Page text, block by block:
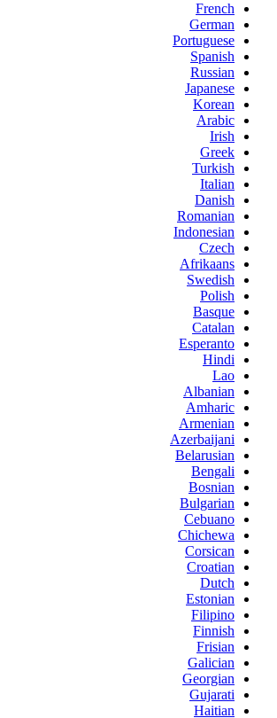
French
German
Portuguese
Spanish
Russian
Japanese
Korean
Arabic
Irish
Greek
Turkish
Italian
Danish
Romanian
Indonesian
Czech
Afrikaans
Swedish
Polish
Basque
Catalan
Esperanto
Hindi
Lao
Albanian
Amharic
Armenian
Azerbaijani
Belarusian
Bengali
Bosnian
Bulgarian
Cebuano
Chichewa
Corsican
Croatian
Dutch
Estonian
Filipino
Finnish
Frisian
Galician
Georgian
Gujarati
Haitian